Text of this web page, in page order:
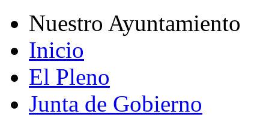
Nuestro Ayuntamiento
Inicio
El Pleno
Junta de Gobierno